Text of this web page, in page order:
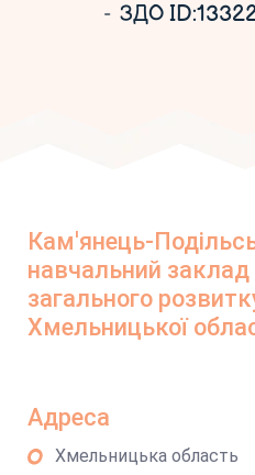
ЗДО
Кам'янець-
навчальний
загального
Хмельницької
Адреса
Хмельницька область